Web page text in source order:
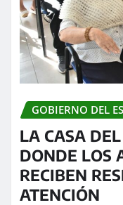
GOBIERNO DEL
LA CASA
DONDE LOS
RECIBEN
ATENCIÓN